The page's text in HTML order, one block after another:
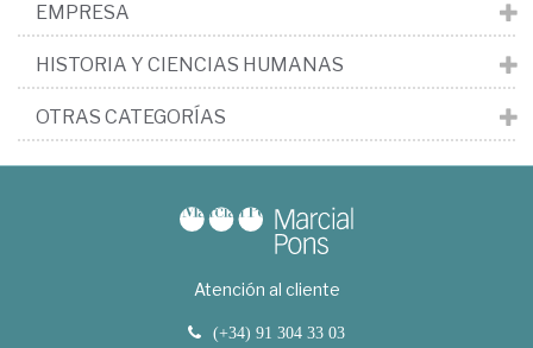
EMPRESA
HISTORIA Y CIENCIAS HUMANAS
OTRAS CATEGORÍAS
Atención al cliente
(+34) 91 304 33 03